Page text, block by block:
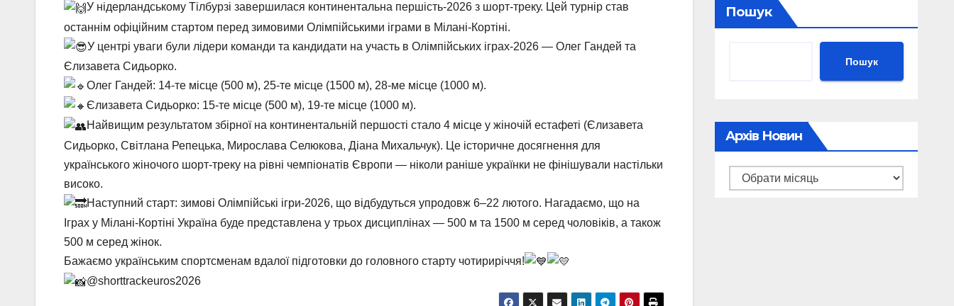
У нідерландському Тілбурзі завершилася континентальна першість-2026 з шорт-треку. Цей турнір став
останнім офіційним стартом перед зимовими Олімпійськими іграми в Мілані-Кортіні.
У центрі уваги були лідери команди та кандидати на участь в Олімпійських іграх-2026 — Олег Гандей та
Єлизавета Сидьорко.
Олег Гандей: 14-те місце (500 м), 25-те місце (1500 м), 28-ме місце (1000 м).
Єлизавета Сидьорко: 15-те місце (500 м), 19-те місце (1000 м).
Найвищим результатом збірної на континентальній першості стало 4 місце у жіночій естафеті (Єлизавета
Сидьорко, Світлана Репецька, Мирослава Селюкова, Діана Михальчук). Це історичне досягнення для
українського жіночого шорт-треку на рівні чемпіонатів Європи — ніколи раніше українки не фінішували настільки
високо.
Наступний старт: зимові Олімпійські ігри-2026, що відбудуться упродовж 6–22 лютого. Нагадаємо, що на
Іграх у Мілані-Кортіні Україна буде представлена у трьох дисциплінах — 500 м та 1500 м серед чоловіків, а також
500 м серед жінок.
Бажаємо українським спортсменам вдалої підготовки до головного старту чотириріччя!
@shorttrackeuros2026
Пошук
Пошук
Архів Новин
Архів